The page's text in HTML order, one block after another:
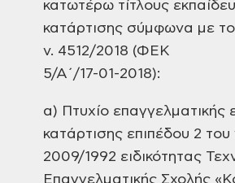
κατωτέρω τίτλους
κατάρτισης σύμφωνα με
ν. 4512/2018 (ΦΕΚ
5/Α΄/17-01-2018):
α) Πτυχίο επαγγελματικής
κατάρτισης επιπέδου 2 του
2009/1992 ειδικότητας
Επαγγελματικής Σχολής